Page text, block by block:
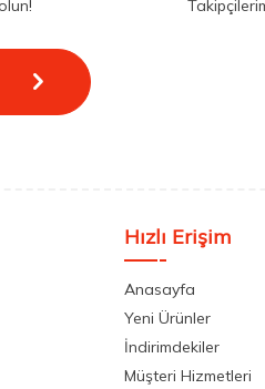
Hızlı Erişim
Anasayfa
Yeni Ürünler
İndirimdekiler
Müşteri Hizmetleri